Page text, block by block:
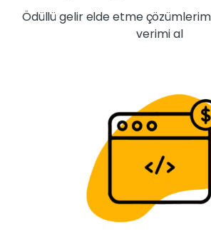
Ödüllü gelir elde etme
verimi al